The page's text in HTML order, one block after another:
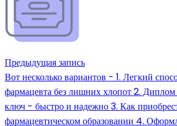
Предыдущая запись
Вот несколько вариантов - 1. Легкий
фармацевта без лишних хлопот 2.
ключ - быстро и надежно 3. Как
фармацевтическом образовании 4.